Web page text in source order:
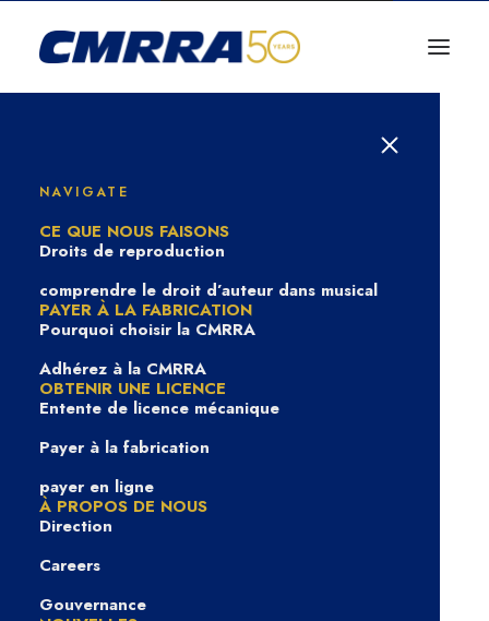
NAVIGATE
CE QUE NOUS FAISONS
Droits de reproduction
comprendre le droit d’auteur dans musical
PAYER À LA FABRICATION
Pourquoi choisir la CMRRA
Adhérez à la CMRRA
OBTENIR UNE LICENCE
Entente de licence mécanique
Payer à la fabrication
payer en ligne
À PROPOS DE NOUS
Direction
Careers
Gouvernance
Avant-Scène
3 décembre 2024